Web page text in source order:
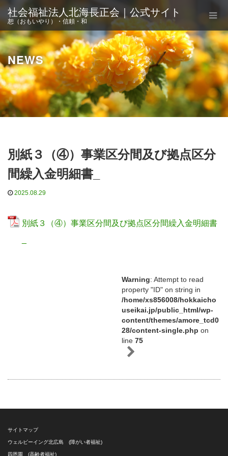
社会福祉法人北海長正会｜公式サイト
恕（おもいやり）・信頼・和
NEWS
別紙３（④）事業区分間及び拠点区分
間繰入金明細書_
2025.08.29
別紙３（④）事業区分間及び拠点区分間繰入金明細書
Warning: Attempt to read
property "ID" on string in
/home/xs856008/hokkaicho
useikai.jp/public_html/wp-
content/themes/amore_tcd0
28/content-single.php on
line 75
サイトマップ
ウェルビーイング北広島 (障がい者福祉)
四恩園 (高齢者福祉)